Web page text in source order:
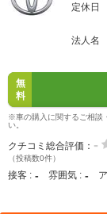
定休日
法人名
無
料
※車の購入に関するご相談
い。
クチコミ総合評価： -
（投稿数0件）
接客 : - 雰囲気 : -